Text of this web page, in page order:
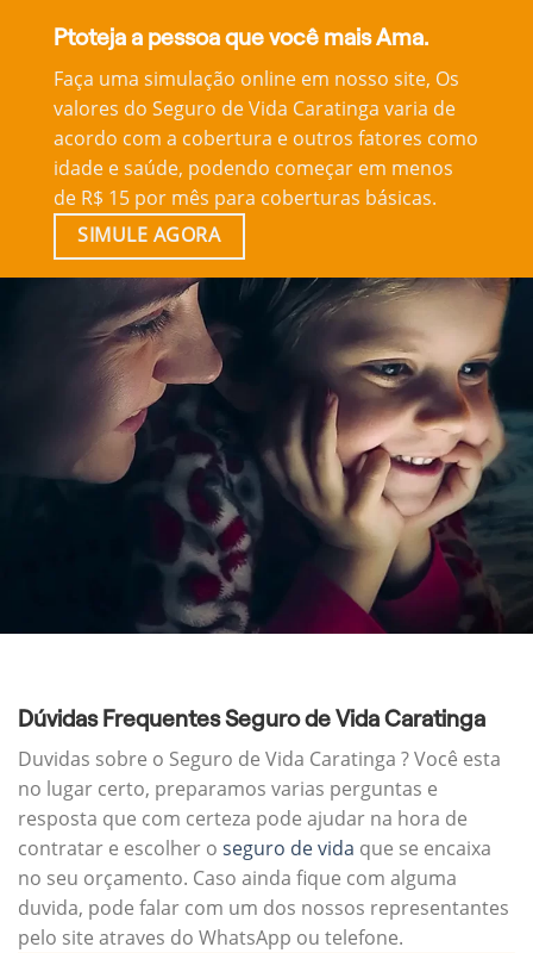
Ptoteja a pessoa que você mais Ama.
Faça uma simulação online em nosso site, Os
valores do Seguro de Vida Caratinga varia de
acordo com a cobertura e outros fatores como
idade e saúde, podendo começar em menos
de R$ 15 por mês para coberturas básicas.
SIMULE AGORA
Dúvidas Frequentes Seguro de Vida Caratinga
Duvidas sobre o Seguro de Vida Caratinga ? Você esta
no lugar certo, preparamos varias perguntas e
resposta que com certeza pode ajudar na hora de
contratar e escolher o seguro de vida que se encaixa
no seu orçamento. Caso ainda fique com alguma
duvida, pode falar com um dos nossos representantes
pelo site atraves do WhatsApp ou telefone.